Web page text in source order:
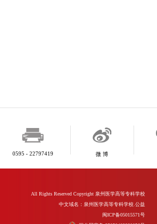
0595 - 22797419 微 博
All Rights Reserved Copyright 泉州医学高等专科学校
中文域名：泉州医学高等专科学校.公益
闽ICP备05015571号